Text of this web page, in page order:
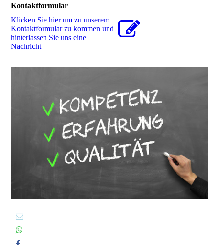
Kontaktformular
Klicken Sie hier um zu unserem
Kon­takt­for­mu­lar zu kommen und
hinterlassen Sie uns eine
Nachricht